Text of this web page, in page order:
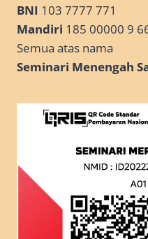
BNI 103 7777 771
Mandiri 185 00000 9
Semua atas nama
Seminari Menengah